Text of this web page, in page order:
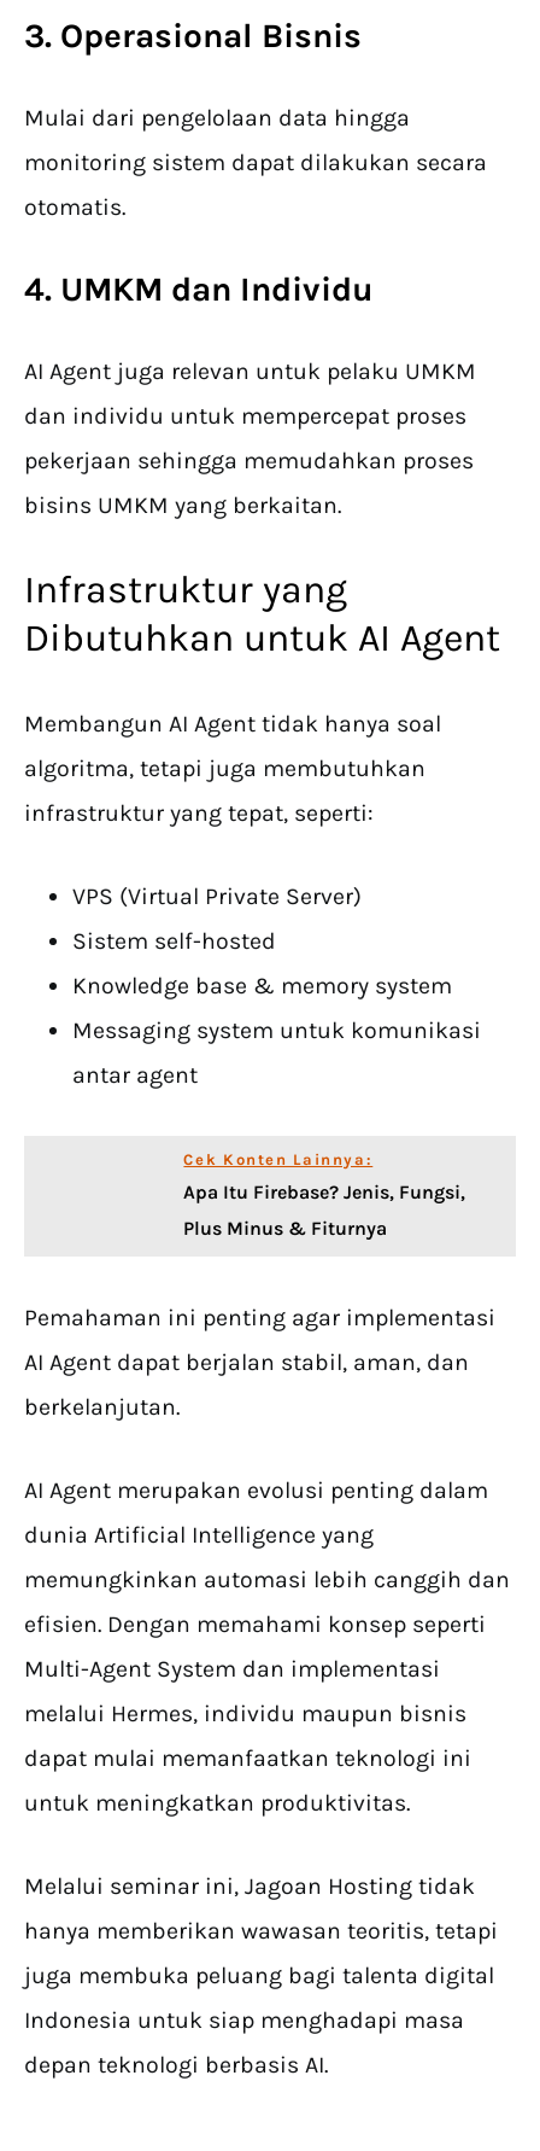
3. Operasional Bisnis
Mulai dari pengelolaan data hingga
monitoring sistem dapat dilakukan secara
otomatis.
4. UMKM dan Individu
AI Agent juga relevan untuk pelaku UMKM
dan individu untuk mempercepat proses
pekerjaan sehingga memudahkan proses
bisins UMKM yang berkaitan.
Infrastruktur yang
Dibutuhkan untuk AI Agent
Membangun AI Agent tidak hanya soal
algoritma, tetapi juga membutuhkan
infrastruktur yang tepat, seperti:
VPS (Virtual Private Server)
Sistem self-hosted
Knowledge base & memory system
Messaging system untuk komunikasi
antar agent
Cek Konten Lainnya:
Apa Itu Firebase? Jenis, Fungsi,
Plus Minus & Fiturnya
Pemahaman ini penting agar implementasi
AI Agent dapat berjalan stabil, aman, dan
berkelanjutan.
AI Agent merupakan evolusi penting dalam
dunia Artificial Intelligence yang
memungkinkan automasi lebih canggih dan
efisien. Dengan memahami konsep seperti
Multi-Agent System dan implementasi
melalui Hermes, individu maupun bisnis
dapat mulai memanfaatkan teknologi ini
untuk meningkatkan produktivitas.
Melalui seminar ini, Jagoan Hosting tidak
hanya memberikan wawasan teoritis, tetapi
juga membuka peluang bagi talenta digital
Indonesia untuk siap menghadapi masa
depan teknologi berbasis AI.